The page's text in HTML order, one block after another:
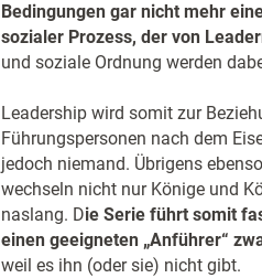
Bedingungen gar nicht mehr
sozialer Prozess, der von
und soziale Ordnung werden
Leadership wird somit zur
Führungspersonen nach dem
jedoch niemand. Übrigens
wechseln nicht nur Könige und
naslang. Die Serie führt somit
einen geeigneten „Anführer“
weil es ihn (oder sie) nicht gibt.